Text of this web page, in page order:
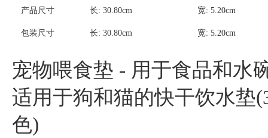
产品尺寸 长: 30.80cm 宽: 5.20cm
包装尺寸 长: 30.80cm 宽: 5.20cm
宠物喂食垫 - 用于食品和水
适用于狗和猫的快干饮水垫